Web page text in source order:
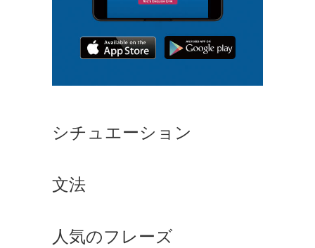
シチュエーション
文法
人気のフレーズ